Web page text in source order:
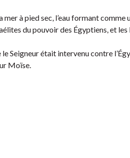
à pied sec, l’eau formant comme
du pouvoir des Égyptiens, et
Seigneur était intervenu contre
Moïse.